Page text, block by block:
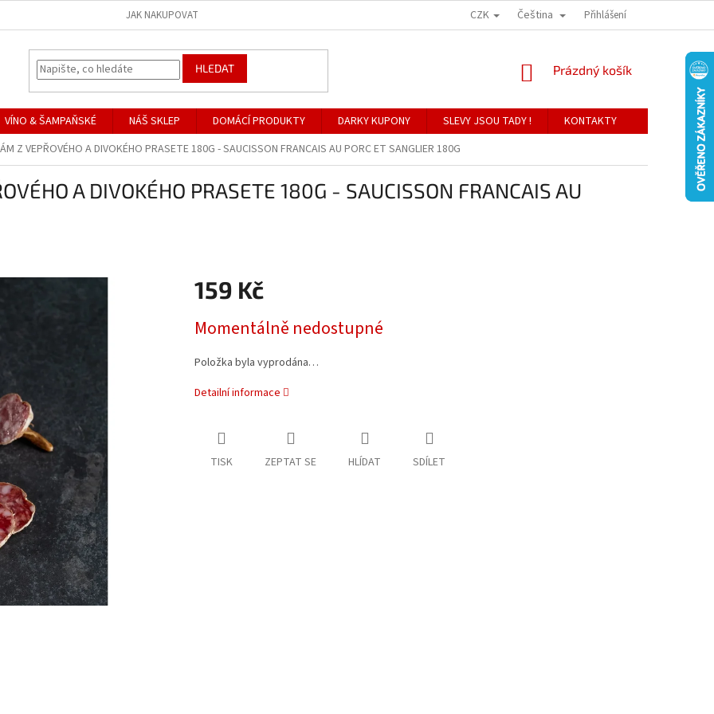
JAK NAKUPOVAT CZK Čeština Přihlášení
HLEDAT
NÁKUPNÍ
Prázdný košík
VÍNO & ŠAMPAŇSKÉ NÁŠ SKLEP DOMÁCÍ PRODUKTY DARKY KUPONY SLEVY JSOU TADY !
KONTAKTY
Z VEPŘOVÉHO A DIVOKÉHO PRASETE 180G - SAUCISSON FRANCAIS AU PORC ET SANGLIER 180G
A DIVOKÉHO PRASETE 180G - SAUCISSON FRANCAIS AU
159 Kč
cena:
Momentálně nedostupné
Položka byla vyprodána…
Detailní informace
TISK ZEPTAT SE HLÍDAT SDÍLET